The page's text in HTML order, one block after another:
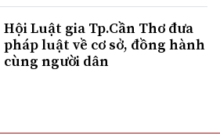
Hội Luật gia Tp.Cần Thơ đưa
pháp luật về cơ sở, đồng hành
cùng người dân